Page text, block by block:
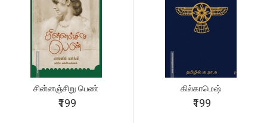
சின்னஞ்சிறு பெண்
₹199
கில்காமெஷ்
₹199